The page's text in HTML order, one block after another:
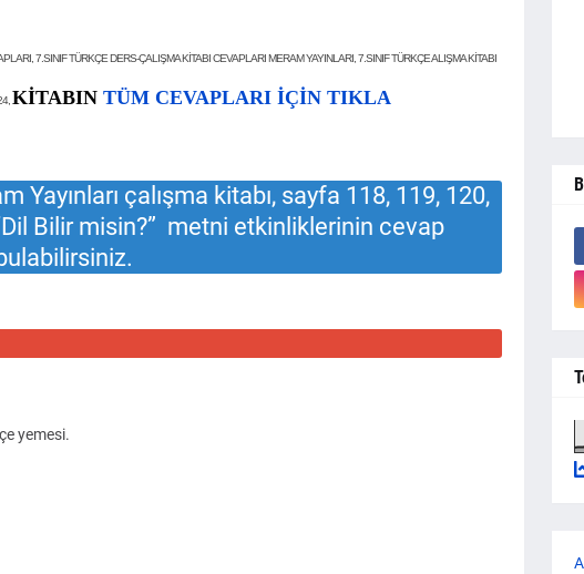
7.SINIF TÜRKÇE DERS-ÇALIŞMA KİTABI CEVAPLARI MERAM YAYINLARI, 7.SINIF TÜRKÇE ALIŞMA KİTABI
KİTABIN TÜM CEVAPLARI İÇİN TIKLA
Yayınları çalışma kitabı, sayfa 118, 119, 120,
Bilir misin?” metni etkinliklerinin cevap
yemesi.